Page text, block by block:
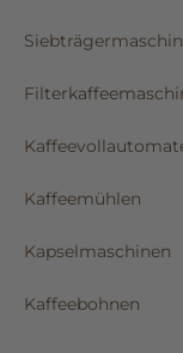
Kaffeemühlen
Kapselmaschinen
Kaffeebohnen